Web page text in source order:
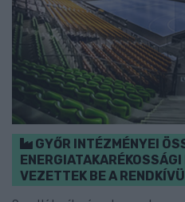
GYŐR INTÉZMÉNYEI
VEZETTEK BE A